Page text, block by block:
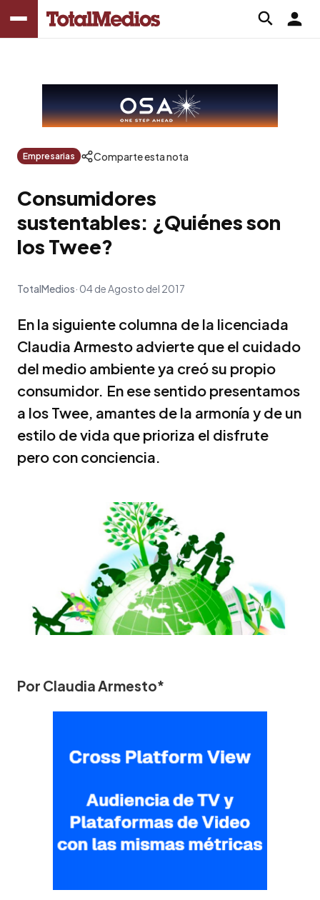
Empresarias Comparte esta nota
Consumidores
sustentables: ¿Quiénes son
los Twee?
TotalMedios 04 de Agosto del 2017
En la siguiente columna de la licenciada
Claudia Armesto advierte que el cuidado
del medio ambiente ya creó su propio
consumidor. En ese sentido presentamos
a los Twee, amantes de la armonía y de un
estilo de vida que prioriza el disfrute
pero con conciencia.
Por Claudia Armesto*